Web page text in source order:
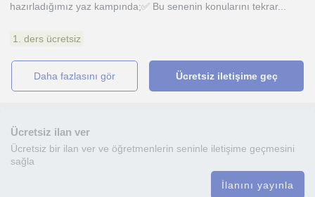
hazırladığımız yaz kampında;✅ Bu senenin konularını tekrar...
1. ders ücretsiz
daha fazlasını gör Ücretsiz iletişime geç
Ücretsiz ilan ver
Ücretsiz bir ilan ver ve öğretmenlerin seninle iletişime geçmesini
sağla
İlanını yayınla